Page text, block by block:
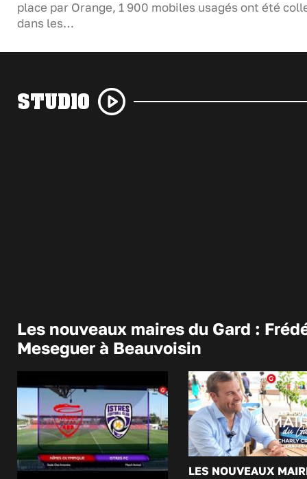
place par Orange, 1 900 mobiles usagés ont été
dans les…
STUDIO
Les nouveaux maires du Gard :
Meseguer à Beauvoisin
LES NOUVEAUX